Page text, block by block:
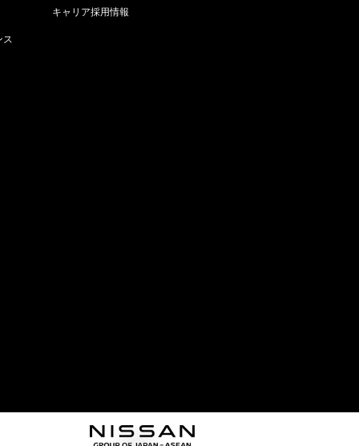
ス
キャリア採用情報